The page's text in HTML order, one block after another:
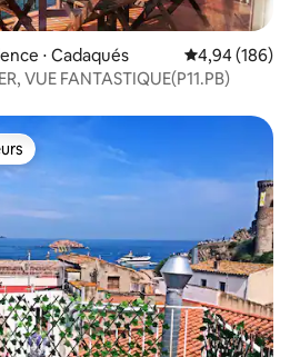
⋅ Cadaqués Évaluation
4,94 (186)
VUE FANTASTIQUE(P11.PB)